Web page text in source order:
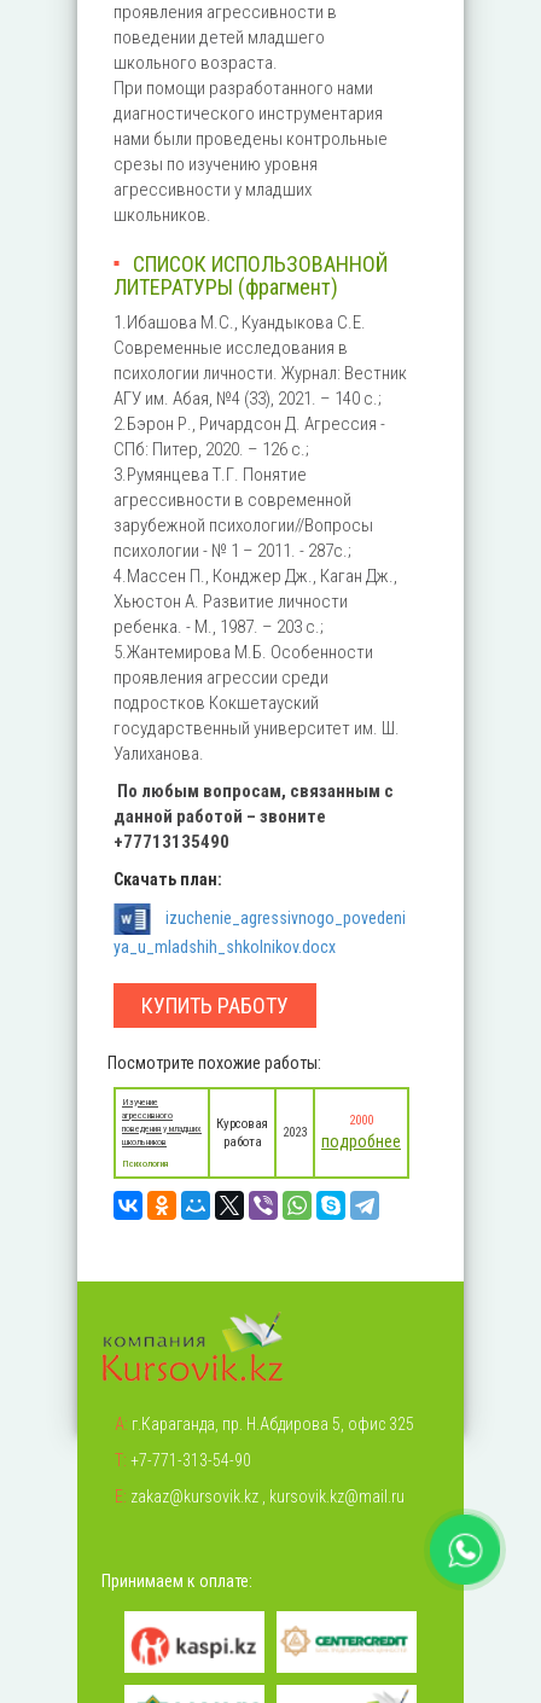
проявления агрессивности в
поведении детей младшего
школьного возраста.
При помощи разработанного нами
диагностического инструментария
нами были проведены контрольные
срезы по изучению уровня
агрессивности у младших
школьников.
СПИСОК ИСПОЛЬЗОВАННОЙ
ЛИТЕРАТУРЫ (фрагмент)
1.Ибашова М.С., Куандыкова С.Е.
Современные исследования в
психологии личности. Журнал: Вестник
АГУ им. Абая, №4 (33), 2021. – 140 с.;
2.Бэрон Р., Ричардсон Д. Агрессия -
СПб: Питер, 2020. – 126 с.;
3.Румянцева Т.Г. Понятие
агрессивности в современной
зарубежной психологии//Вопросы
психологии - № 1 – 2011. - 287с.;
4.Массен П., Конджер Дж., Каган Дж.,
Хьюстон А. Развитие личности
ребенка. - М., 1987. – 203 с.;
5.Жантемирова М.Б. Особенности
проявления агрессии среди
подростков Кокшетауский
государственный университет им. Ш.
Уалиханова.
По любым вопросам, связанным с
данной работой – звоните
+77713135490
Скачать план:
izuchenie_agressivnogo_povedeni
ya_u_mladshih_shkolnikov.docx
КУПИТЬ РАБОТУ
Посмотрите похожие работы:
Изучение
агрессивного
поведения у младших
школьников
Психология
Курсовая
работа
2023
2000
подробнее
А: г.Караганда, пр. Н.Абдирова 5, офис 325
Т: +7-771-313-54-90
Е: zakaz@kursovik.kz , kursovik.kz@mail.ru
Принимаем к оплате: